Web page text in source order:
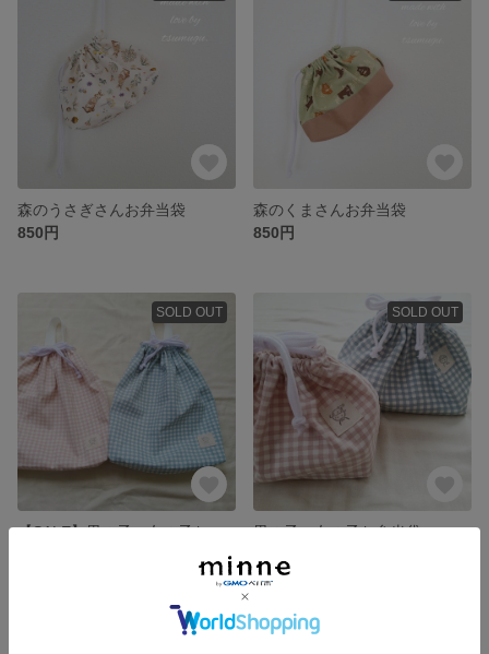
森のうさぎさんお弁当袋
850円
森のくまさんお弁当袋
850円
SOLD OUT
【SALE】男の子・女の子お着替え袋
SOLD OUT
男の子・女の子お弁当袋
SOLD OUT